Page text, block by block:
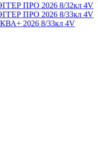
ПРО 2026 8/32кл 4V
ПРО 2026 8/33кл 4V
2026 8/33кл 4V